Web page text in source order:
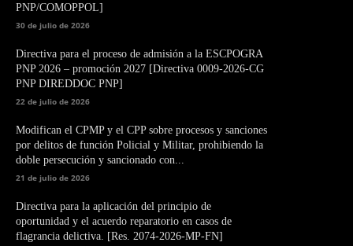
PNP/COMOPPOL]
30 de julio de 2026
Directiva para el proceso de admisión a la ESCPOGRA
PNP 2026 – promoción 2027 [Directiva 0009-2026-CG
PNP DIREDDOC PNP]
22 de julio de 2026
Modifican el CPMP y el CPP sobre procesos y sanciones
por delitos de función Policial y Militar, prohibiendo la
doble persecución y sancionado con...
21 de julio de 2026
Directiva para la aplicación del principio de
oportunidad y el acuerdo reparatorio en casos de
flagrancia delictiva. [Res. 2074-2026-MP-FN]